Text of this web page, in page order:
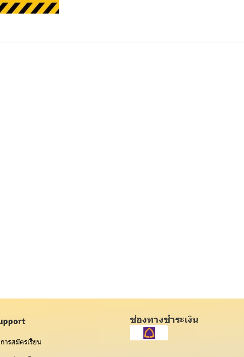
ารสมัครเรียน
ช่องทางชำระเงิน